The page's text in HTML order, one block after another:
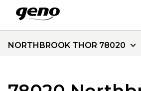
NORTHBROOK THOR 78020